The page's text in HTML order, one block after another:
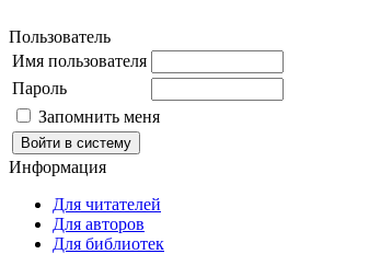
Пользователь
Имя пользователя
Пароль
Запомнить меня
Информация
Для читателей
Для авторов
Для библиотек